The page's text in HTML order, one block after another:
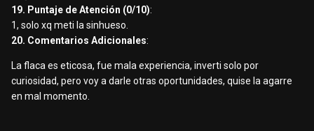
19. Puntaje de Atención (0/10):
1, solo xq meti la sinhueso.
20. Comentarios Adicionales:
La flaca es eticosa, fue mala experiencia, inverti solo por
curiosidad, pero voy a darle otras oportunidades, quise la agarre
en mal momento.